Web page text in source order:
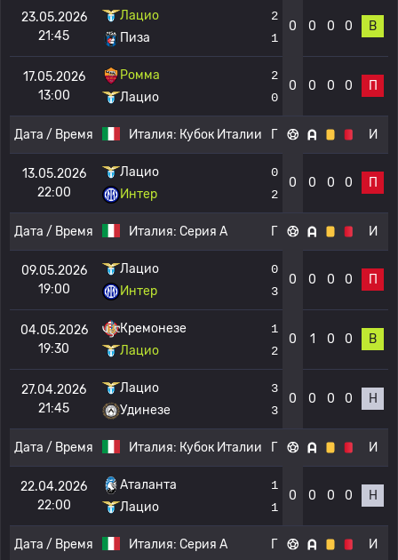
23.05.2026
21:45
Лацио
Пиза
2
1
0 0 0 0 В
17.05.2026
13:00
Ромма
Лацио
2
0
0 0 0 0 П
Дата / Время Италия: Кубок Италии Г И
13.05.2026
22:00
Лацио
Интер
0
2
0 0 0 0 П
Дата / Время Италия: Серия А Г И
09.05.2026
19:00
Лацио
Интер
0
3
0 0 0 0 П
04.05.2026
19:30
Кремонезе
Лацио
1
2
0 1 0 0 В
27.04.2026
21:45
Лацио
Удинезе
3
3
0 0 0 0 Н
Дата / Время Италия: Кубок Италии Г И
22.04.2026
22:00
Аталанта
Лацио
1
1
0 0 0 0 Н
Дата / Время Италия: Серия А Г И